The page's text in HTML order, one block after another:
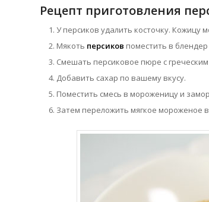
Рецепт приготовления
У персиков удалить косточку. Кожицу
Мякоть персиков поместить в
Смешать персиковое пюре с греческим
Добавить сахар по вашему вкусу.
Поместить смесь в мороженицу и
Затем переложить мягкое мороженое